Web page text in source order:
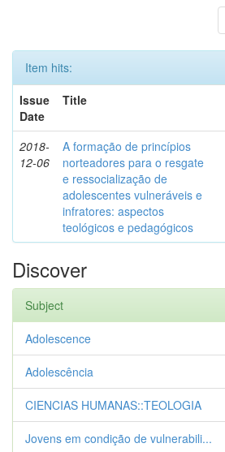
Item hits:
Issue
Date
Title
2018-
12-06
A formação de princípios
norteadores para o resgate
e ressocialização de
adolescentes vulneráveis e
infratores: aspectos
teológicos e pedagógicos
Discover
Subject
Adolescence
Adolescência
CIENCIAS HUMANAS::TEOLOGIA
Jovens em condição de vulnerabili...